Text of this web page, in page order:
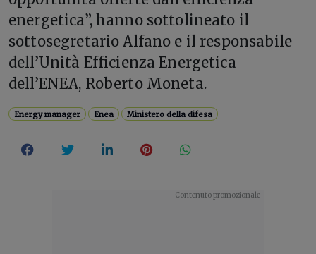
energetica”, hanno sottolineato il
sottosegretario Alfano e il responsabile
dell’Unità Efficienza Energetica
dell’ENEA, Roberto Moneta.
Energy manager Enea Ministero della difesa